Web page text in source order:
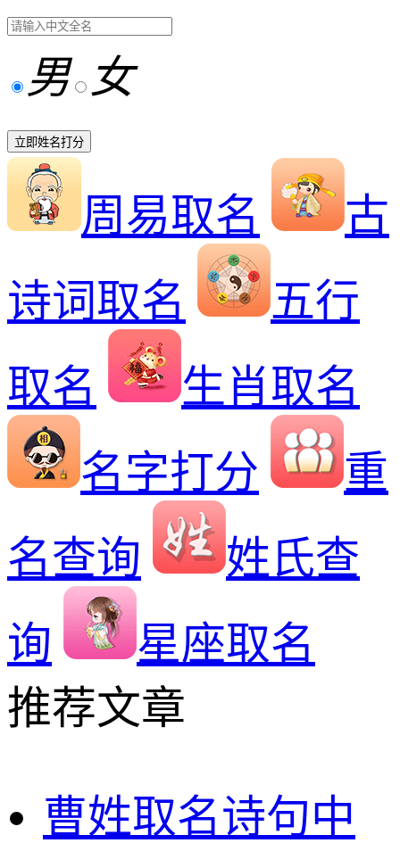
男 女
立即姓名打分
周易取名
古
诗词取名
五行
取名
生肖取名
名字打分
重
名查询
姓氏查
询
星座取名
推荐文章
曹姓取名诗句中